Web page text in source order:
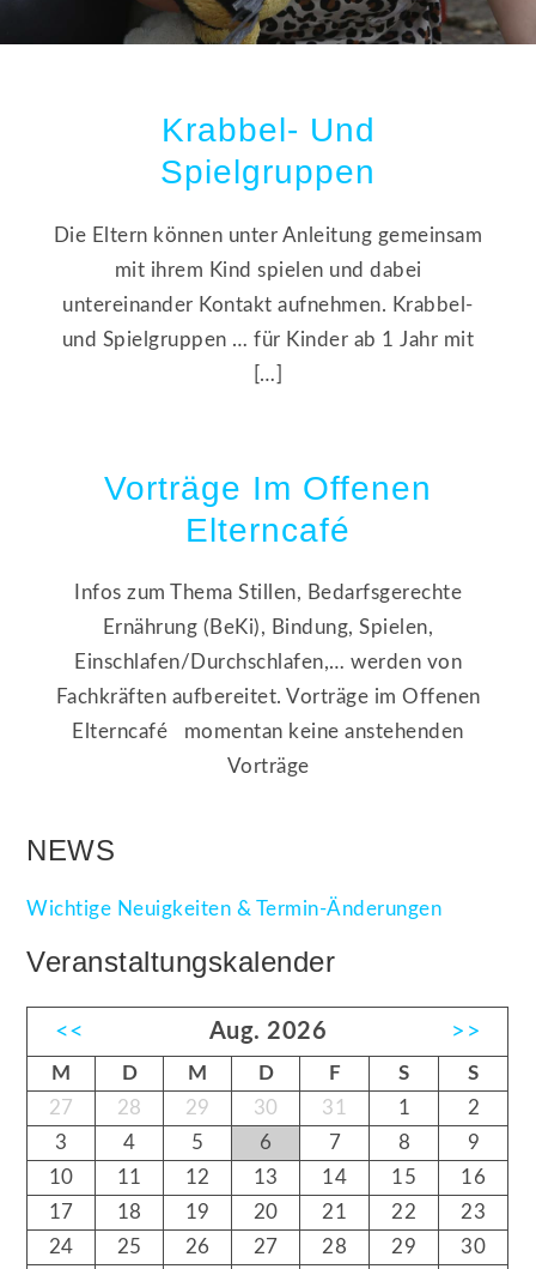
Krabbel- Und
Spielgruppen
Die Eltern können unter Anleitung gemeinsam
mit ihrem Kind spielen und dabei
untereinander Kontakt aufnehmen. Krabbel-
und Spielgruppen … für Kinder ab 1 Jahr mit
[…]
Vorträge Im Offenen
Elterncafé
Infos zum Thema Stillen, Bedarfsgerechte
Ernährung (BeKi), Bindung, Spielen,
Einschlafen/Durchschlafen,… werden von
Fachkräften aufbereitet. Vorträge im Offenen
Elterncafé momentan keine anstehenden
Vorträge
NEWS
Wichtige Neuigkeiten & Termin-Änderungen
Veranstaltungskalender
<< Aug. 2026 >>
M D M D F S
S
27
28 29 30 31 1
2
3
4 5 6 7 8
9
10
11 12 13 14 15
16
17
18 19 20 21 22
23
24
25 26 27 28 29
30